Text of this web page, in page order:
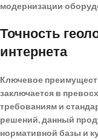
модернизации
Точность
интернета
Ключевое
заключается в
требованиям и
решений, данный
нормативной базы и